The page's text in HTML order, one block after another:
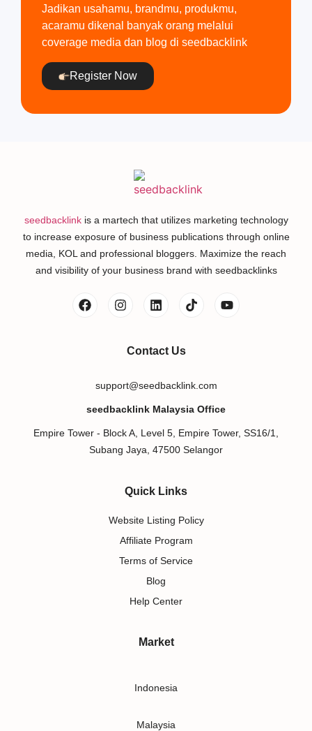
Jadikan usahamu, brandmu, produkmu,
acaramu dikenal banyak orang melalui
coverage media dan blog di seedbacklink
Register Now
seedbacklinkis a martech that utilizes marketing technology
to increase exposure of business publications through online
media, KOL and professional bloggers. Maximize the reach
and visibility of your business brand with seedbacklinks
Contact Us
support@seedbacklink.com
seedbacklink Malaysia Office
Empire Tower - Block A, Level 5, Empire Tower, SS16/1,
Subang Jaya, 47500 Selangor
Quick Links
Website Listing Policy
Affiliate Program
Terms of Service
Blog
Help Center
Market
Indonesia
Malaysia